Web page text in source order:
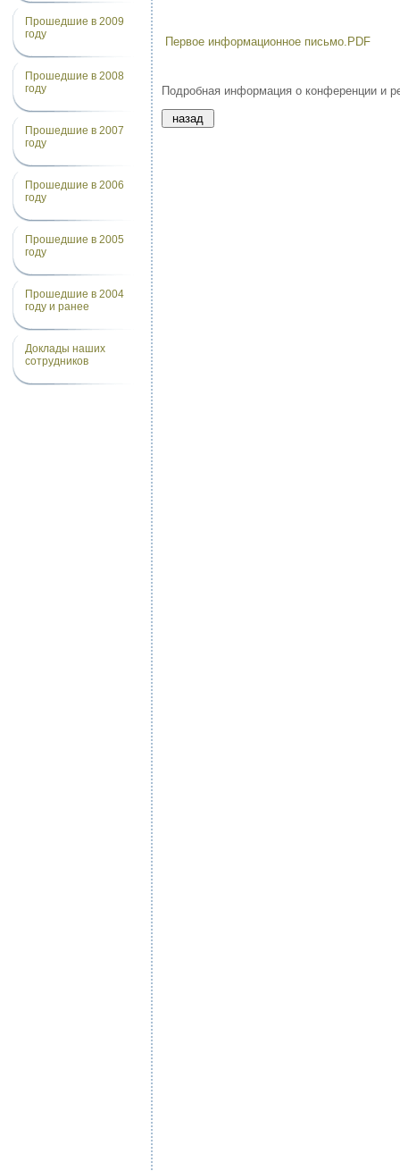
Прошедшие в 2009
году
Прошедшие в 2008
году
Прошедшие в 2007
году
Прошедшие в 2006
году
Прошедшие в 2005
году
Прошедшие в 2004
году и ранее
Доклады наших
сотрудников
Первое информационное письмо.PDF
Подробная информация о конференции и